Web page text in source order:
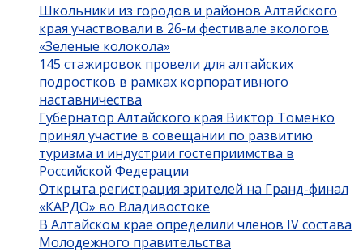
Школьники из городов и районов Алтайского
края участвовали в 26-м фестивале экологов
«Зеленые колокола»
145 стажировок провели для алтайских
подростков в рамках корпоративного
наставничества
Губернатор Алтайского края Виктор Томенко
принял участие в совещании по развитию
туризма и индустрии гостеприимства в
Российской Федерации
Открыта регистрация зрителей на Гранд-финал
«КАРДО» во Владивостоке
В Алтайском крае определили членов IV состава
Молодежного правительства